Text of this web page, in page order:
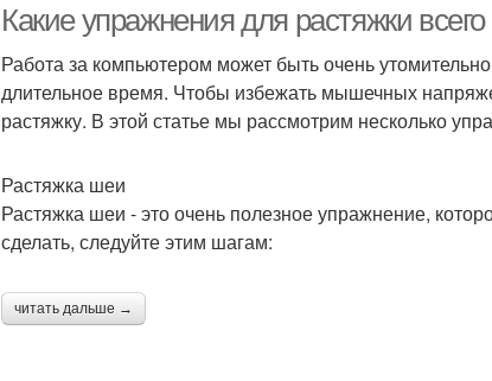
Какие упражнения для растяжки
Работа за компьютером может быть очень
длительное время. Чтобы избежать мышечных
растяжку. В этой статье мы рассмотрим несколько
Растяжка шеи
Растяжка шеи - это очень полезное упражнение,
сделать, следуйте этим шагам:
читать дальше →